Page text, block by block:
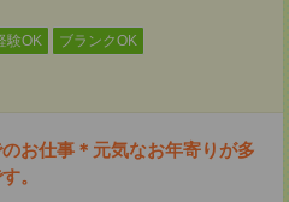
験OK ブランクOK
お仕事＊元気なお年寄りが多
。